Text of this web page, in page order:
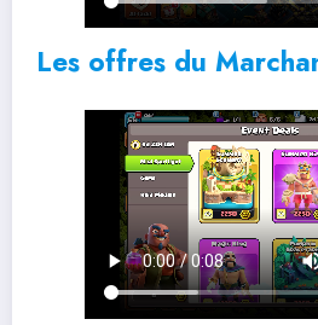
Les offres du